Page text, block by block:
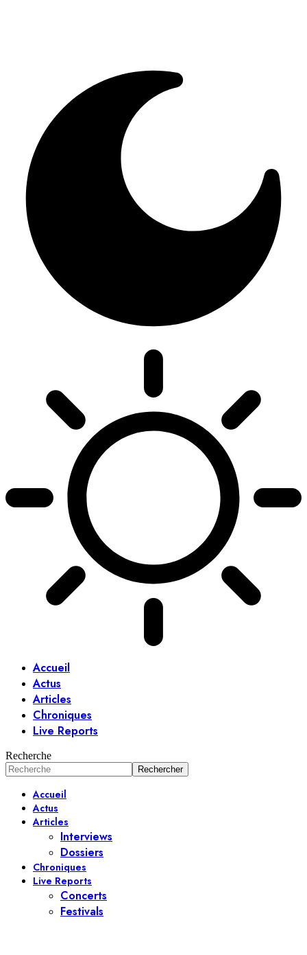
Accueil
Actus
Articles
Chroniques
Live Reports
Recherche
Accueil
Actus
Articles
Interviews
Dossiers
Chroniques
Live Reports
Concerts
Festivals